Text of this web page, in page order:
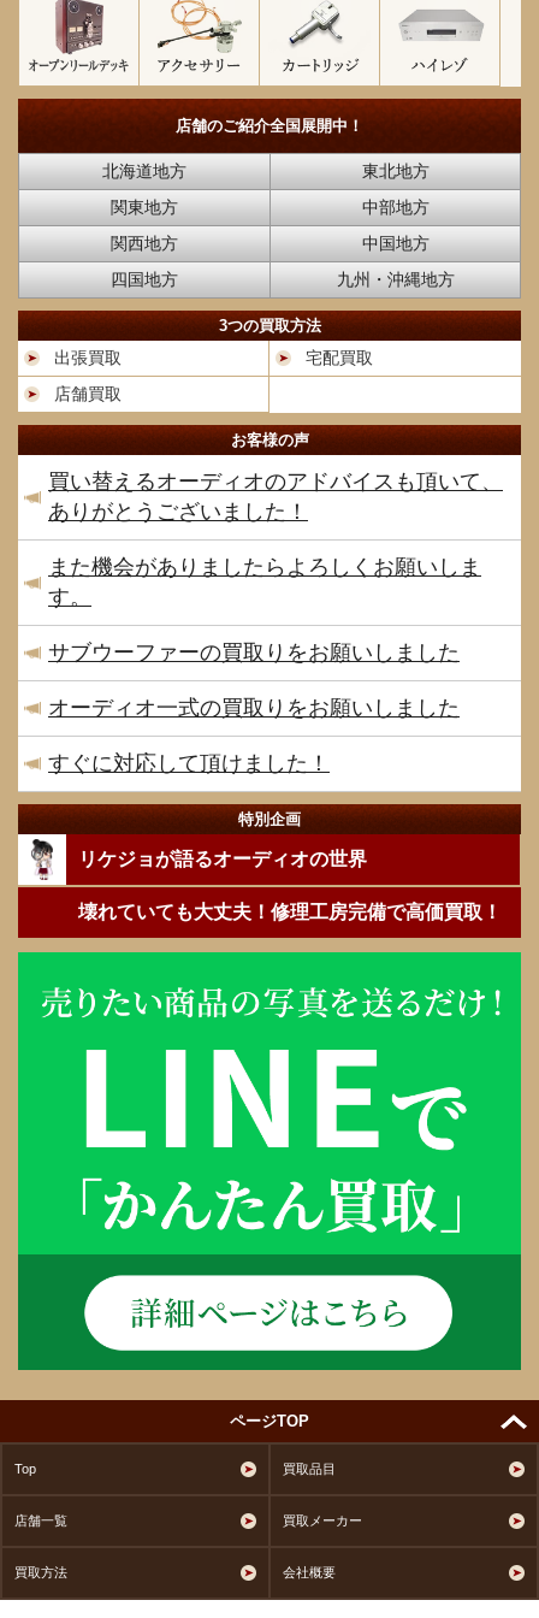
店舗のご紹介全国展開中！
北海道地方
東北地方
関東地方
中部地方
関西地方
中国地方
四国地方
九州・沖縄地方
3つの買取方法
出張買取
宅配買取
店舗買取
お客様の声
買い替えるオーディオのアドバイスも頂いて、
ありがとうございました！
また機会がありましたらよろしくお願いしま
す。
サブウーファーの買取りをお願いしました
オーディオ一式の買取りをお願いしました
すぐに対応して頂けました！
特別企画
リケジョが語るオーディオの世界
壊れていても大丈夫！修理工房完備で高価買取！
ページTOP
Top 買取品目
店舗一覧 買取メーカー
買取方法 会社概要